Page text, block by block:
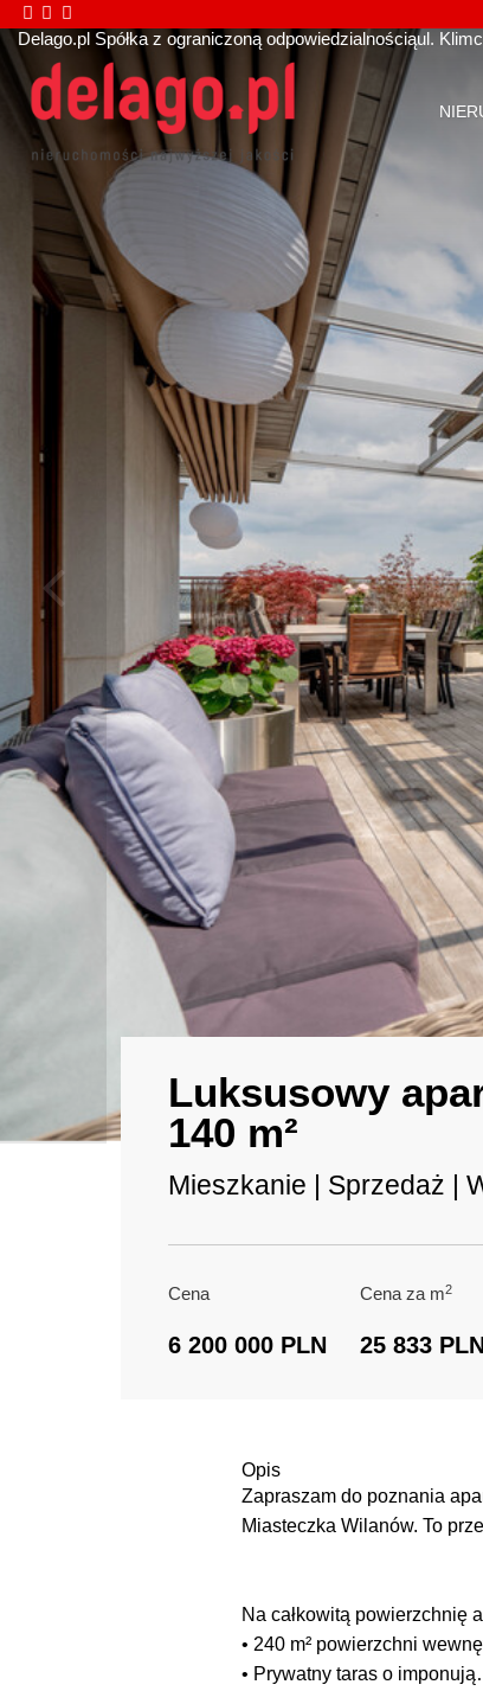
Delago.pl Spółka z ograniczoną odpowiedzialnościąul.
Luksusowy
140 m²
Mieszkanie | Sprzedaż |
Cena
6 200 000 PLN
Cena za m2
25 833
Opis
Zapraszam do poznania
Miasteczka Wilanów. To
Na całkowitą powierzchnię
• 240 m² powierzchni
• Prywatny taras o imponują